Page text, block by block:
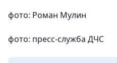
фото: Роман Мулин
фото: пресс-служба ДЧС